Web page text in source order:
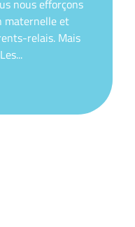
nous efforçons
maternelle et
relais. Mais